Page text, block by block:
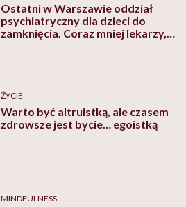
Ostatni w Warszawie oddział
psychiatryczny dla dzieci do
zamknięcia. Coraz mniej lekarzy,
ŻYCIE
Warto być altruistką, ale czasem
zdrowsze jest bycie… egoistką
MINDFULNESS